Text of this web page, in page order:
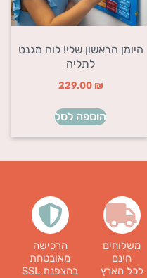
היומן הראשון שלי! לוח מגנט
לתליה
229.00 ₪
הוספה לסל
משלוחים
חינם
לכל הארץ
הרכישה
מאובטחת
בהצפנת SSL